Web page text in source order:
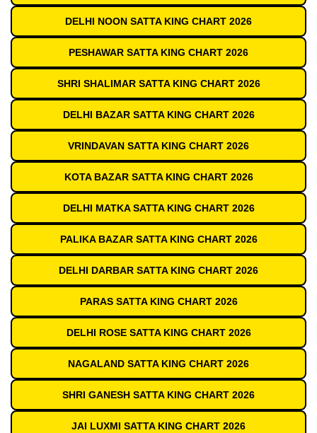
DELHI NOON SATTA KING CHART 2026
PESHAWAR SATTA KING CHART 2026
SHRI SHALIMAR SATTA KING CHART 2026
DELHI BAZAR SATTA KING CHART 2026
VRINDAVAN SATTA KING CHART 2026
KOTA BAZAR SATTA KING CHART 2026
DELHI MATKA SATTA KING CHART 2026
PALIKA BAZAR SATTA KING CHART 2026
DELHI DARBAR SATTA KING CHART 2026
PARAS SATTA KING CHART 2026
DELHI ROSE SATTA KING CHART 2026
NAGALAND SATTA KING CHART 2026
SHRI GANESH SATTA KING CHART 2026
JAI LUXMI SATTA KING CHART 2026